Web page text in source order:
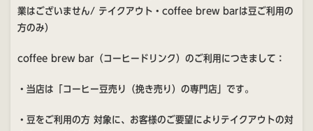
業はございません/ テイクアウト・coffee brew barは豆ご利用の
方のみ）
coffee brew bar（コーヒードリンク）のご利用につきまして：
・当店は「コーヒー豆売り（挽き売り）の専門店」です。
・豆をご利用の方 対象に、お客様のご要望によりテイクアウトの対